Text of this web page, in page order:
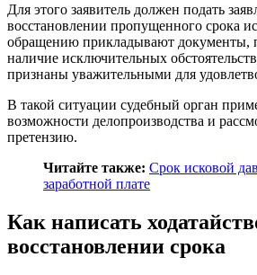
Для этого заявитель должен подать
восстановлении пропущенного срока
обращению прикладывают документы,
наличие исключительных
признаны уважительными для
В такой ситуации судебный орган
возможности делопроизводства и
претензию.
Читайте также: Срок исковой
заработной плате
Как написать
восстановлении срока